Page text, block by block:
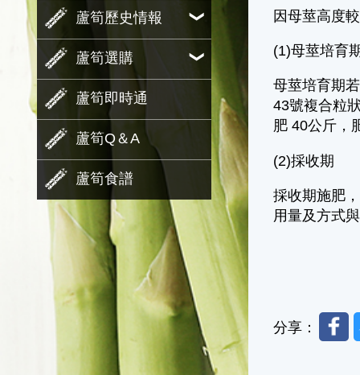
蘆筍歷史情報
蘆筍選購
蘆筍即時通
蘆筍Q＆A
蘆筍食譜
因母莖高度
(1)母莖培育
母莖培育期
43號複合粒
肥 40公斤，
(2)採收期
採收期施肥
用量及方式
分享：